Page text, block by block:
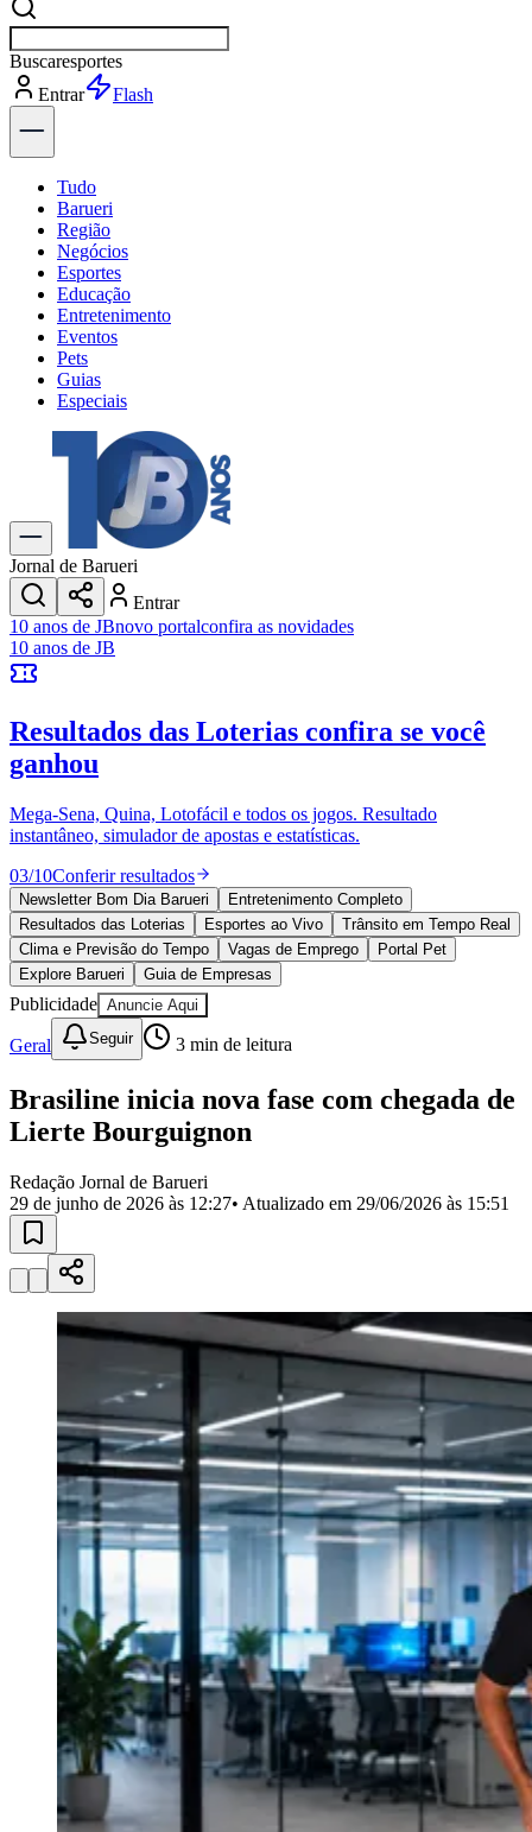
Buscarpolítica
Entrar
Explorar
Tudo
Barueri
Região
Negócios
Esportes
Educação
Entretenimento
Eventos
Pets
Guias
Especiais
Explore Tudo
Últimas Notícias
Previsão do Tempo
Trânsito e Rotas
Dia a Dia & Lazer
Transportes
Gastronomia
Cinema & Shows
JogosNovo
Anuncie no Portal
Cadastrar Empresa
Divulgar Vagas
Política
Esportes
Saúde
Segurança
Cultura
Meio Ambiente
Obras
Educação
Bairros de Barueri
Selecione sua regiãoPara notícias da sua região
JubranBelvalBethavilleBoa
VistaCalifórnia CarapicuíbaCentroChácaras MarcoCidades da
Região
Militar
Califórnia Jardim dos Altos
Esperança Jardim Graziela
MutingaJardim Paraíso Jardim PaulistaJardim ReginaliceJardim São
Jardim São PedroJardim São Silvestre Jardim SilveiraJardim
Jardim Tupanci Mutinga Nova AldeinhaOsascoParque dos
Parque Imperial Parque Santa LuziaParque Viana
do Bom JesusRecanto PhrynéaSantana de
ParnaíbaSilveiraTamboréVale do SolVila BarrosVila Boa VistaVila
do CondeVila Engenho NovoVila MárciaVila Nossa Sra. da
EscadaVila PortoVotupoca
Para Sua Empresa
Anuncie no Portal
Guia de Empresas
Divulgar Vagas
Publicidade Legal
Negócios Regionais
Turismo
Segurança Regional
Hospitais Estaduais
Parques & Represas
Cidades da Região
CarapicuíbaJandiraItapevi Cotia
Pirapora
do Bom JesusAraçariguama CaieirasFranco da
Jornal de Barueri
Entrar
10 anos de JBnovo portalconfira as novidades
10 anos de JB
Resultados das Loterias confira se você
ganhou
Mega-Sena, Quina, Lotofácil e todos os jogos. Resultado
instantâneo, simulador de apostas e estatísticas.
03/10Conferir resultados
Newsletter Bom Dia Barueri
Entretenimento Completo
Resultados das Loterias
Esportes ao Vivo
Trânsito em Tempo Real
Clima e Previsão do Tempo
Vagas de Emprego
Portal Pet
Explore Barueri
Guia de Empresas
Publicidade Anuncie Aqui
Geral Seguir 3 min de leitura
Brasiline inicia nova fase com chegada de
Lierte Bourguignon
Redação Jornal de Barueri
29 de junho de 2026 às 12:27• Atualizado em 29/06/2026 às 15:51